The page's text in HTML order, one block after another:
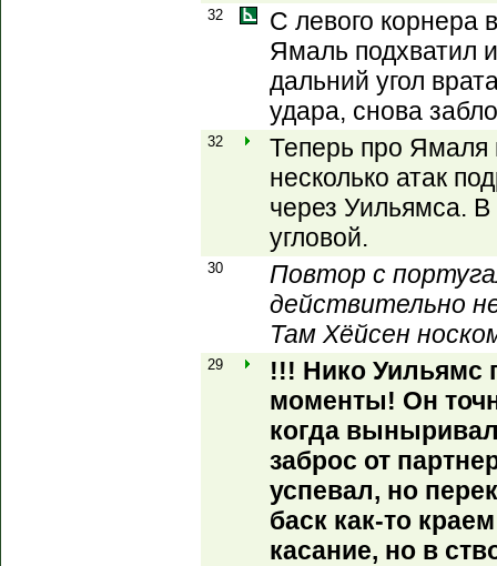
32
С левого корнера
Ямаль подхватил
дальний угол
удара, снова
32
Теперь про
несколько атак
через Уильямса. В
угловой.
30
Повтор с
действительно
Там Хёйсен
29
!!! Нико Уильямс
моменты! Он
когда
заброс от
успевал, но
баск как-то
касание, но в